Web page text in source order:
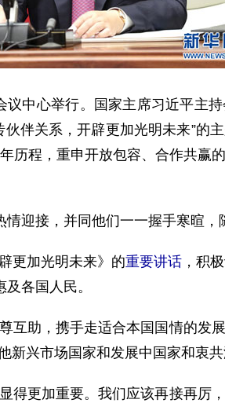
心举行。国家主席习近平主
伴关系，开辟更加光明未来”的
历程，重申开放包容、合作共赢
接，并同他们一一握手寒暄，
更加光明未来》的重要讲话 ，积
各国人民。
助，携手走适合本国国情的发
兴市场国家和发展中国家和衷共
更加重要。我们应该再接再厉